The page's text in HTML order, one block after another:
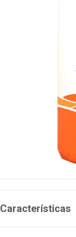
Características